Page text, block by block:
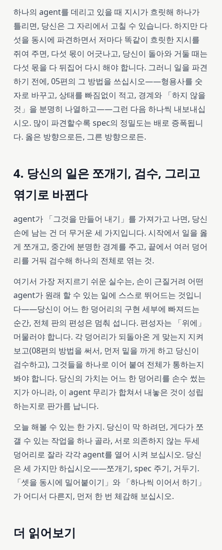
하나의 agent를 데리고 있을 때 지시가 흐릿해 하나가
틀리면, 당신은 그 자리에서 고칠 수 있습니다. 하지만 다
섯을 동시에 파견하면서 저마다 똑같이 흐릿한 지시를
쥐여 주면, 다섯 몫이 어긋나고, 당신이 돌아와 거둘 때는
다섯 몫을 다 뒤집어 다시 해야 합니다. 그러니 일을 파견
하기 전에, 05편의 그 방법을 쓰십시오——형용사를 숫
자로 바꾸고, 상태를 빠짐없이 적고, 경계와 「하지 않을
것」을 분명히 나열하고——그런 다음 하나씩 내보내십
시오. 많이 파견할수록 spec의 정밀도는 배로 증폭됩니
다. 옳은 방향으로든, 그른 방향으로든.
4. 당신의 일은 쪼개기, 검수, 그리고
엮기로 바뀐다
agent가 「그것을 만들어 내기」를 가져가고 나면, 당신
손에 남는 건 더 무거운 세 가지입니다. 시작에서 일을 옳
게 쪼개고, 중간에 분명한 경계를 주고, 끝에서 여러 덩어
리를 거둬 검수해 하나의 전체로 엮는 것.
여기서 가장 저지르기 쉬운 실수는, 손이 근질거려 어떤
agent가 원래 할 수 있는 일에 스스로 뛰어드는 것입니
다——당신이 어느 한 덩어리의 구현 세부에 빠져드는
순간, 전체 판의 편성은 멈춰 섭니다. 편성자는 「위에」
머물러야 합니다. 각 덩어리가 되돌아온 게 맞는지 지켜
보고(08편의 방법을 써서, 먼저 밑을 까게 하고 당신이
검수하고), 그것들을 하나로 이어 붙여 전체가 통하는지
봐야 합니다. 당신의 가치는 어느 한 덩어리를 손수 썼는
지가 아니라, 이 agent 무리가 합쳐서 내놓은 것이 성립
하는지로 판가름 납니다.
오늘 해볼 수 있는 한 가지. 당신이 막 하려던, 게다가 쪼
갤 수 있는 작업을 하나 골라, 서로 의존하지 않는 두세
덩어리로 잘라 각각 agent를 열어 시켜 보십시오. 당신
은 세 가지만 하십시오——쪼개기, spec 주기, 거두기.
「셋을 동시에 밀어붙이기」와 「하나씩 이어서 하기」
가 어디서 다른지, 먼저 한 번 체감해 보십시오.
더 읽어보기